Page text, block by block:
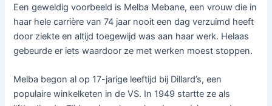
Een geweldig voorbeeld is Melba Mebane, een vrouw die in
haar hele carrière van 74 jaar nooit een dag verzuimd heeft
door ziekte en altijd toegewijd was aan haar werk. Helaas
gebeurde er iets waardoor ze met werken moest stoppen.
Melba begon al op 17-jarige leeftijd bij Dillard’s, een
populaire winkelketen in de VS. In 1949 startte ze als